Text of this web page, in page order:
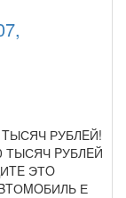
РУБЛEЙ!
ТЫСЯЧ PУБЛEЙ
ЭТO
Е